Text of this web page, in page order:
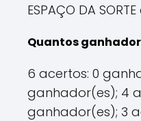
ESPAÇO DA
Quantos
6 acertos: 0
ganhador(es); 4
ganhador(es); 3